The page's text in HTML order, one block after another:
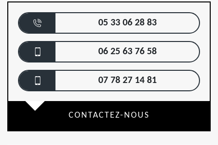
05 33 06 28 83
06 25 63 76 58
07 78 27 14 81
CONTACTEZ-NOUS